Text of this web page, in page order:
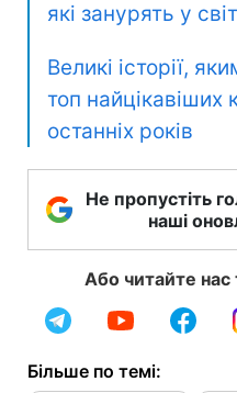
які занурять у
Великі історії,
топ
останніх років
Не пропустіть
наші
Або читайте нас
Більше по темі: